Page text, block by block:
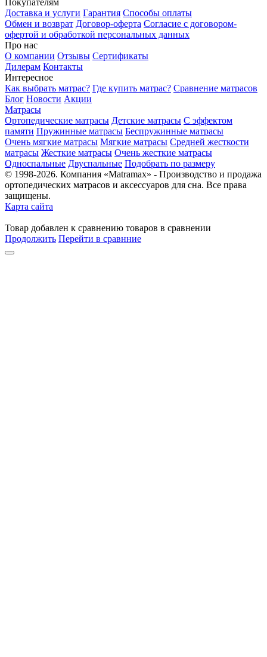
Доставка и услуги Гарантия Способы оплаты
Обмен и возврат Договор-оферта Согласие с договором-
офертой и обработкой персональных данных
Про нас
О компании Отзывы Сертификаты
Дилерам Контакты
Интересное
Как выбрать матрас? Где купить матрас? Сравнение матрасов
Блог Новости Акции
Матрасы
Ортопедические матрасы Детские матрасы С эффектом
памяти Пружинные матрасы Беспружинные матрасы
Очень мягкие матрасы Мягкие матрасы Средней жесткости
матрасы Жесткие матрасы Очень жесткие матрасы
Односпальные Двуспальные Подобрать по размеру
© 1998-2026. Компания «Matramax» - Производство и продажа
ортопедических матрасов и аксессуаров для сна. Все права
защищены.
Карта сайта
Товар добавлен к сравнению товаров в сравнении
Продолжить Перейти в сравнние